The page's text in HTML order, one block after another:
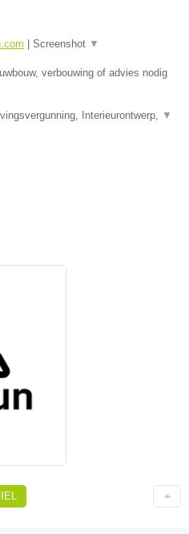
Screenshot ▼
verbouwing of advies nodig
Interieurontwerp, ▼